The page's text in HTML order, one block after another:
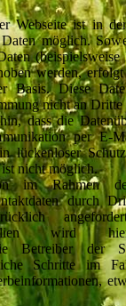
Webseite ist in
Daten möglich.
werden,
Basis. Diese
nicht an Dritte
dass die
per E-
lückenloser
nicht möglich.
im Rahmen der
durch
wird
Betreiber der
Schritte im